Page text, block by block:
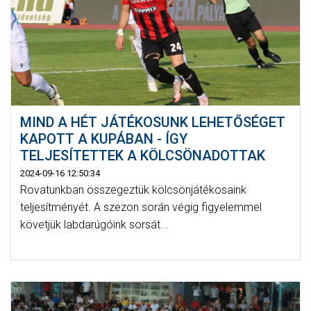
MIND A HÉT JÁTÉKOSUNK LEHETŐSÉGET
KAPOTT A KUPÁBAN - ÍGY
TELJESÍTETTEK A KÖLCSÖNADOTTAK
2024-09-16 12:50:34
Rovatunkban összegeztük kölcsönjátékosaink
teljesítményét. A szezon során végig figyelemmel
követjük labdarúgóink sorsát...